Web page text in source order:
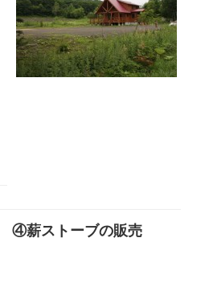
④薪ストーブの販売